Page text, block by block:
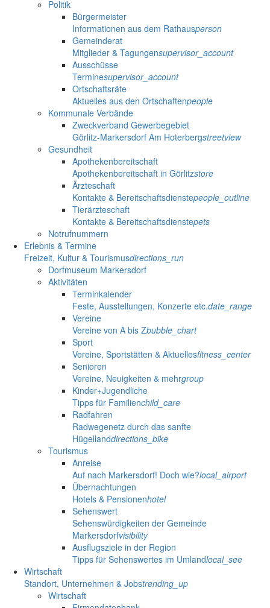
Politik
Bürgermeister
Informationen aus dem Rathausperson
Gemeinderat
Mitglieder & Tagungensupervisor_account
Ausschüsse
Terminesupervisor_account
Ortschaftsräte
Aktuelles aus den Ortschaftenpeople
Kommunale Verbände
Zweckverband Gewerbegebiet
Görlitz-Markersdorf Am Hoterbergstreetview
Gesundheit
Apothekenbereitschaft
Apothekenbereitschaft in Görlitzstore
Ärzteschaft
Kontakte & Bereitschaftsdienstepeople_outline
Tierärzteschaft
Kontakte & Bereitschaftsdienstepets
Notrufnummern
Erlebnis & Termine
Freizeit, Kultur & Tourismusdirections_run
Dorfmuseum Markersdorf
Aktivitäten
Terminkalender
Feste, Ausstellungen, Konzerte etc.date_range
Vereine
Vereine von A bis Zbubble_chart
Sport
Vereine, Sportstätten & Aktuellesfitness_center
Senioren
Vereine, Neuigkeiten & mehrgroup
Kinder+Jugendliche
Tipps für Familienchild_care
Radfahren
Radwegenetz durch das sanfte
Hügellanddirections_bike
Tourismus
Anreise
Auf nach Markersdorf! Doch wie?local_airport
Übernachtungen
Hotels & Pensionenhotel
Sehenswert
Sehenswürdigkeiten der Gemeinde
Markersdorfvisibility
Ausflugsziele in der Region
Tipps für Sehenswertes im Umlandlocal_see
Wirtschaft
Standort, Unternehmen & Jobstrending_up
Wirtschaft